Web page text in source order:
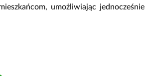
umożliwiając jednocześnie